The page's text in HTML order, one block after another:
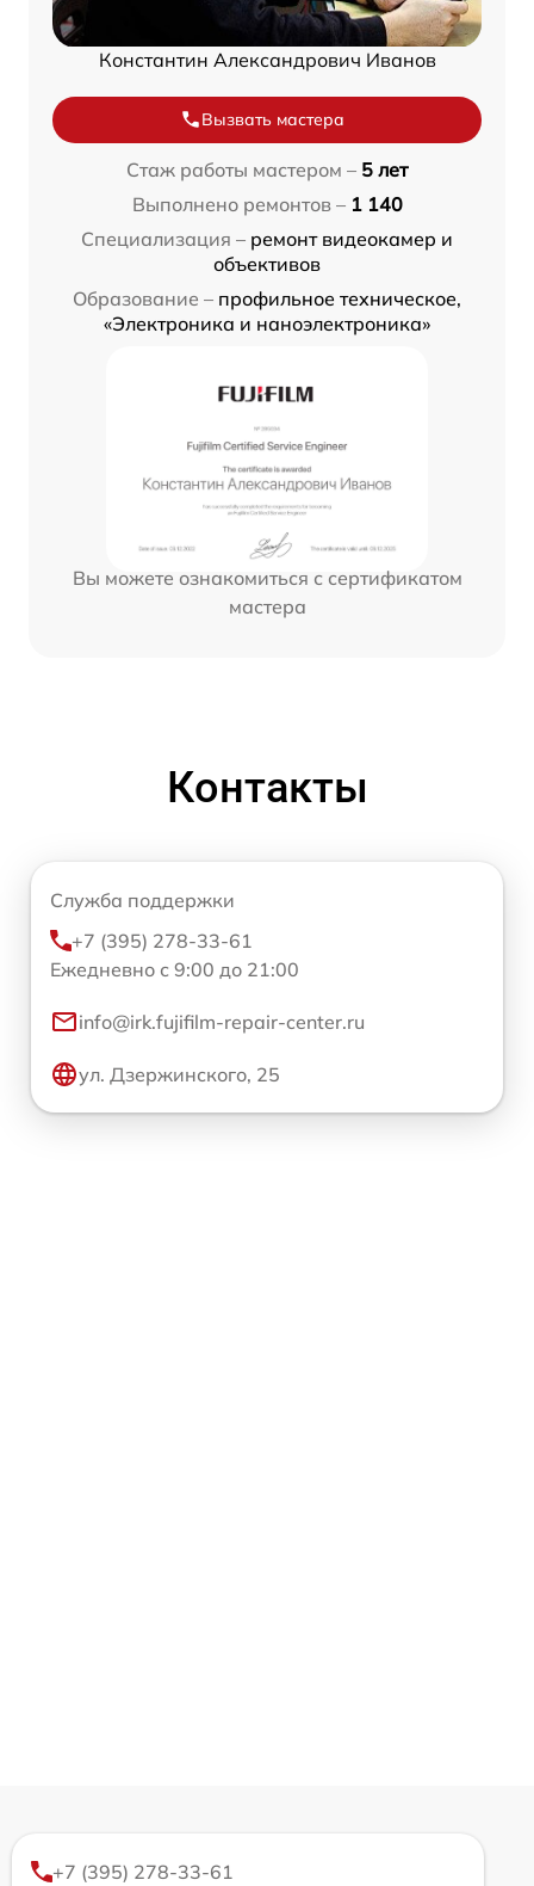
Константин Александрович Иванов
Вызвать мастера
Стаж работы мастером – 5 лет
Выполнено ремонтов – 1 140
Специализация – ремонт видеокамер и
объективов
Образование – профильное техническое,
«Электроника и наноэлектроника»
Вы можете ознакомиться с сертификатом
мастера
Контакты
Служба поддержки
+7 (395) 278-33-61
Ежедневно с 9:00 до 21:00
info@irk.fujifilm-repair-center.ru
ул. Дзержинского, 25
+7 (395) 278-33-61